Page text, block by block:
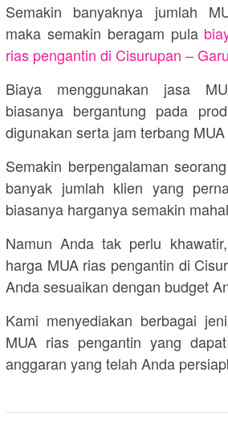
Semakin banyaknya jumlah
maka semakin beragam pula
rias pengantin di Cisurupan –
Biaya menggunakan jasa
biasanya bergantung pada
digunakan serta jam terbang
Semakin berpengalaman
banyak jumlah klien yang
biasanya harganya semakin
Namun Anda tak perlu
harga MUA rias pengantin di
Anda sesuaikan dengan budget
Kami menyediakan berbagai
MUA rias pengantin yang
anggaran yang telah Anda